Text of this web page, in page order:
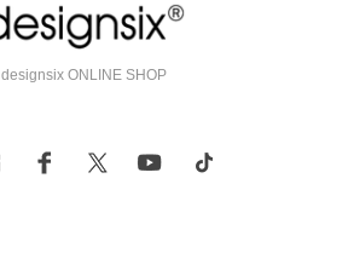
designsix ONLINE SHOP